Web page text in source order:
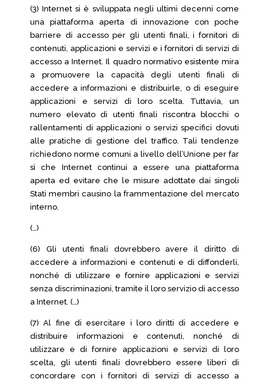
(3) Internet si è sviluppata negli ultimi decenni come
una piattaforma aperta di innovazione con poche
barriere di accesso per gli utenti finali, i fornitori di
contenuti, applicazioni e servizi e i fornitori di servizi di
accesso a Internet. Il quadro normativo esistente mira
a promuovere la capacità degli utenti finali di
accedere a informazioni e distribuirle, o di eseguire
applicazioni e servizi di loro scelta. Tuttavia, un
numero elevato di utenti finali riscontra blocchi o
rallentamenti di applicazioni o servizi specifici dovuti
alle pratiche di gestione del traffico. Tali tendenze
richiedono norme comuni a livello dell’Unione per far
sì che Internet continui a essere una piattaforma
aperta ed evitare che le misure adottate dai singoli
Stati membri causino la frammentazione del mercato
interno.
(…)
(6) Gli utenti finali dovrebbero avere il diritto di
accedere a informazioni e contenuti e di diffonderli,
nonché di utilizzare e fornire applicazioni e servizi
senza discriminazioni, tramite il loro servizio di accesso
a Internet. (…)
(7) Al fine di esercitare i loro diritti di accedere e
distribuire informazioni e contenuti, nonché di
utilizzare e di fornire applicazioni e servizi di loro
scelta, gli utenti finali dovrebbero essere liberi di
concordare con i fornitori di servizi di accesso a